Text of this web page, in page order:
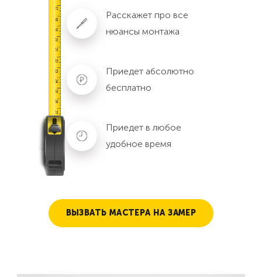
Расскажет про все
нюансы монтажа
Приедет абсолютно
бесплатно
Приедет в любое
удобное время
ВЫЗВАТЬ МАСТЕРА НА ЗАМЕР